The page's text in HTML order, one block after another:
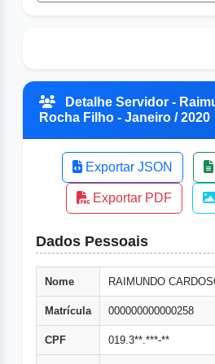
Detalhe Servidor -
Rocha Filho - Janeiro / 2020
Exportar JSON
Exportar PDF
Dados Pessoais
Nome RAIMUNDO
Matrícula 000000000000258
CPF 019.3**.***-**